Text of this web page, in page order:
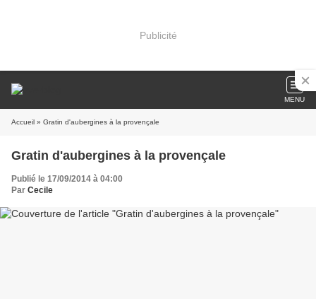
Publicité
MENU
Accueil » Gratin d'aubergines à la provençale
Gratin d'aubergines à la provençale
Publié le 17/09/2014 à 04:00
Par Cecile